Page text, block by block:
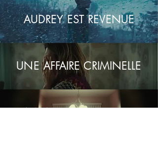
AUDREY EST REVENUE
UNE AFFAIRE CRIMINELLE